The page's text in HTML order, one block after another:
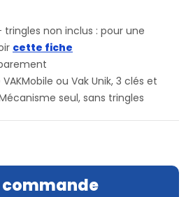
non inclus : pour une
cette fiche
ou Vak Unik, 3 clés et
seul, sans tringles
commande